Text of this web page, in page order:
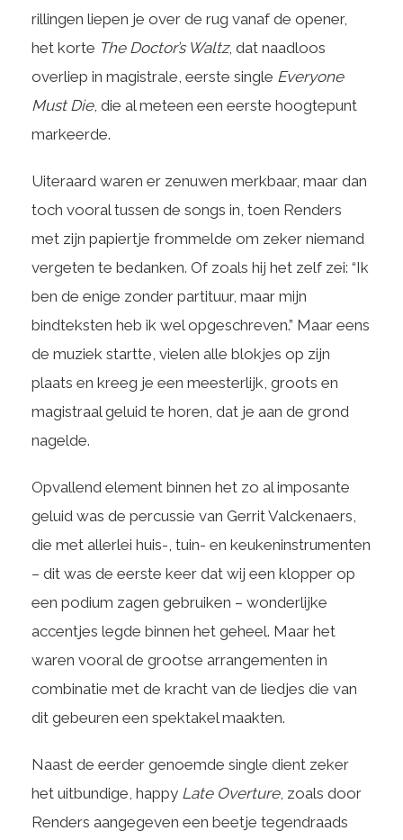
rillingen liepen je over de rug vanaf de opener,
het korte The Doctor’s Waltz, dat naadloos
overliep in magistrale, eerste single Everyone
Must Die, die al meteen een eerste hoogtepunt
markeerde.
Uiteraard waren er zenuwen merkbaar, maar dan
toch vooral tussen de songs in, toen Renders
met zijn papiertje frommelde om zeker niemand
vergeten te bedanken. Of zoals hij het zelf zei: “Ik
ben de enige zonder partituur, maar mijn
bindteksten heb ik wel opgeschreven.” Maar eens
de muziek startte, vielen alle blokjes op zijn
plaats en kreeg je een meesterlijk, groots en
magistraal geluid te horen, dat je aan de grond
nagelde.
Opvallend element binnen het zo al imposante
geluid was de percussie van Gerrit Valckenaers,
die met allerlei huis-, tuin- en keukeninstrumenten
– dit was de eerste keer dat wij een klopper op
een podium zagen gebruiken – wonderlijke
accentjes legde binnen het geheel. Maar het
waren vooral de grootse arrangementen in
combinatie met de kracht van de liedjes die van
dit gebeuren een spektakel maakten.
Naast de eerder genoemde single dient zeker
het uitbundige, happy Late Overture, zoals door
Renders aangegeven een beetje tegendraads